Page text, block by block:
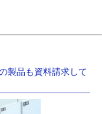
製品も資料請求して